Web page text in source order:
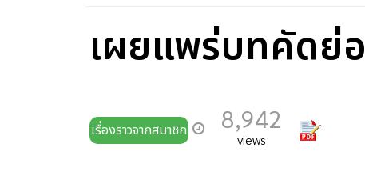
เผยแพร่บทคัดย่อ
เรื่องราวจากสมาชิก 8,942
views